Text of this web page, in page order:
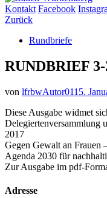
Kontakt Facebook
Zurück
Rundbriefe
RUNDBRIEF 3-
von lfrbwAutor0115.
Diese Ausgabe widmet
Delegiertenversammlung
2017
Gegen Gewalt an Frauen
Agenda 2030 für
Zur Ausgabe im pdf-
Adresse